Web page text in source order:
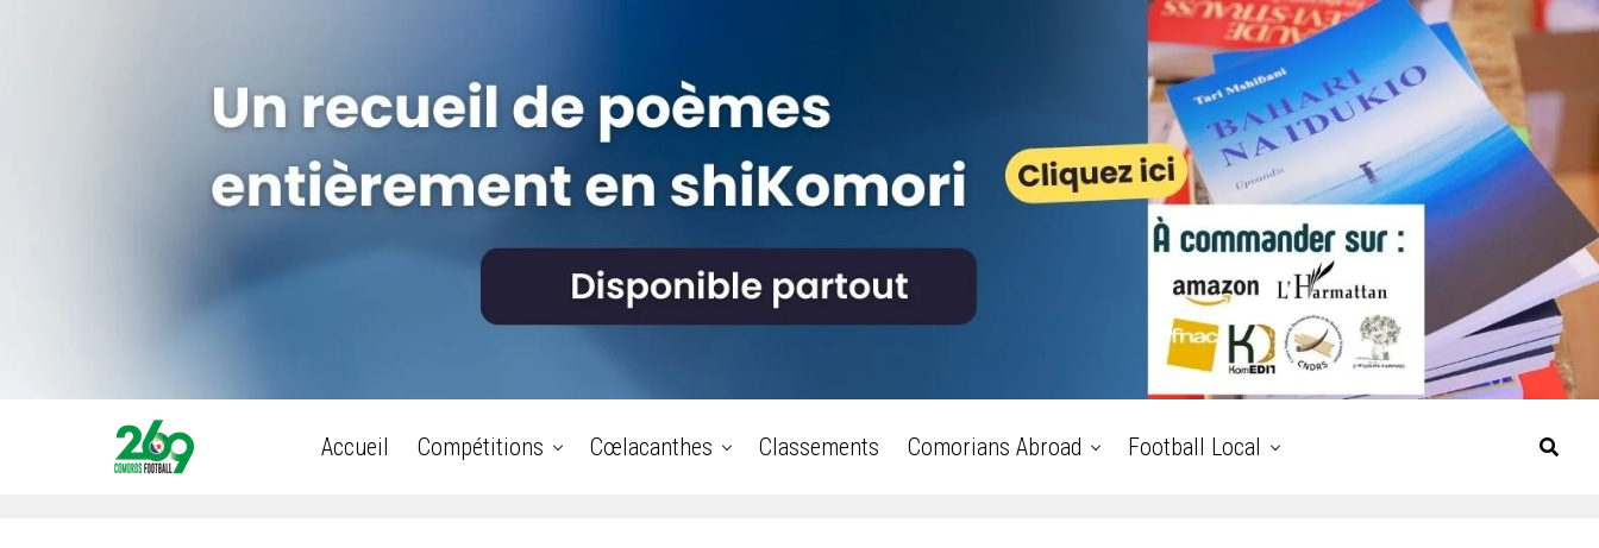
Accueil Compétitions Cœlacanthes Classements Comorians Abroad Football Local